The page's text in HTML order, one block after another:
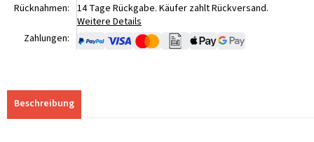
Rücknahmen: 14 Tage Rückgabe. Käufer zahlt Rückversand.
Weitere Details
Zahlungen:
Beschreibung